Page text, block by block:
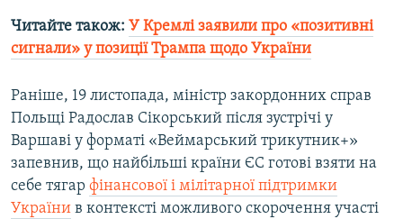
Читайте також: У Кремлі заявили про «позитивні
сигнали» у позиції Трампа щодо України
Раніше, 19 листопада, міністр закордонних справ
Польщі Радослав Сікорський після зустрічі у
Варшаві у форматі «Веймарський трикутник+»
запевнив, що найбільші країни ЄС готові взяти на
себе тягар фінансової і мілітарної підтримки
України в контексті можливого скорочення участі